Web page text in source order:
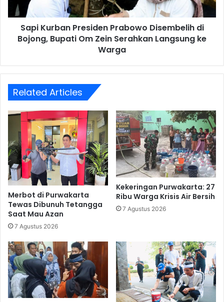
Bupati
Om
Serahkan
Warga
Sapi Kurban Presiden Prabowo Disembelih di
Bojong, Bupati Om Zein Serahkan Langsung ke
Warga
Related Articles
Merbot di Purwakarta
Tewas Dibunuh Tetangga
Saat Mau Azan
7 Agustus 2026
Kekeringan Purwakarta: 27
Ribu Warga Krisis Air Bersih
7 Agustus 2026